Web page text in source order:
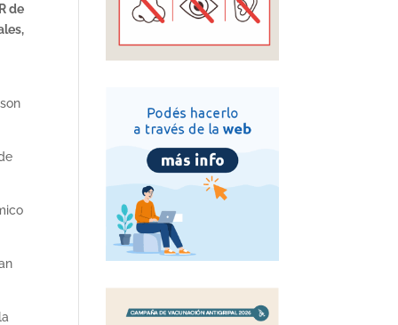
de